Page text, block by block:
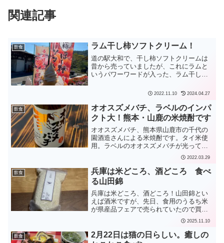
関連記事
飲食 ラム干し柿ソフトクリーム！
道の駅大和で、干し柿ソフトクリームは
昔から売っていましたが、これにラムと
いうパワーワードが入った、ラム干し柿
ルコールを含みます、お子様には食べさ
せないでネ」と言いつつ、「車の運転は
大丈夫だよ」などと、道の...
2022.11.10 2024.04.27
飲食
オオスズメバチ、ラベルのインパ
クト大！熊本・山鹿の米焼酎です
オオスズメバチ、熊本県山鹿市の千代の
園酒造さんによる米焼酎です。タイ米使
用。ラベルのオオスズメバチが光ってい
てインパクト大！味は円やかです。2022.03.29
飲食
兵庫は米どころ、酒どころ 食べ
る山田錦
兵庫は米どころ、酒どころ！山田錦とい
えば酒米ですが、先日、食用のうるち米
が県産品フェアで売られていたので買っ
てきました。米粒は小さく見えましたが
大きいらしいです。白いところが大きい
のが特徴っぽいです。炊飯すると味はと
ても良いですが、表面がつ...
2025.11.10
飲食
2月22日は猫の日らしい。癒しの